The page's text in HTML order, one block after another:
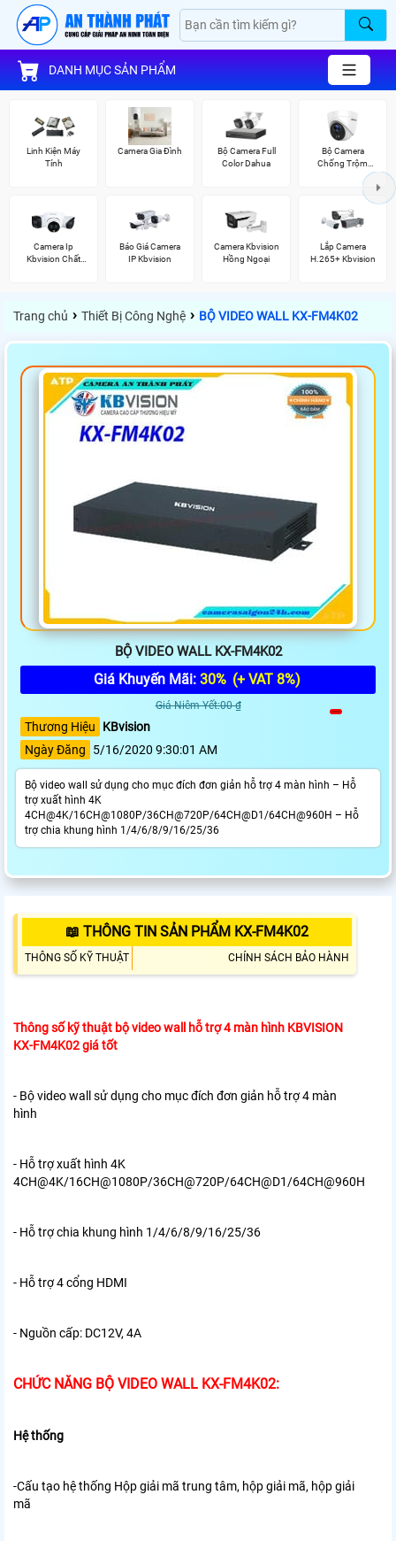
DANH MỤC SẢN PHẨM
Linh Kiện Máy
Tính
Camera Gia Đình
Bộ Camera Full
Color Dahua
Bộ Camera
Chống Trộm
Camera Ip
Kbvision Chất
Báo Giá Camera
IP Kbvision
Camera Kbvision
Hồng Ngoại
Lắp Camera
H.265+ Kbvision
Trang chủ › Thiết Bị Công Nghệ › BỘ VIDEO WALL KX-FM4K02
BỘ VIDEO WALL KX-FM4K02
Giá Khuyến Mãi: 30% (+ VAT 8%)
Giá Niêm Yết:00 ₫
Thương Hiệu
KBvision
Ngày Đăng
5/16/2020 9:30:01 AM
Bộ video wall sử dụng cho mục đích đơn giản hỗ trợ 4 màn hình – Hỗ
trợ xuất hình 4K
4CH@4K/16CH@1080P/36CH@720P/64CH@D1/64CH@960H – Hỗ
trợ chia khung hình 1/4/6/8/9/16/25/36
📖 THÔNG TIN SẢN PHẨM KX-FM4K02
THÔNG SỐ KỸ THUẬT CHÍNH SÁCH BẢO HÀNH
Thông số kỹ thuật bộ video wall hỗ trợ 4 màn hình KBVISION
KX-FM4K02 giá tốt
- Bộ video wall sử dụng cho mục đích đơn giản hỗ trợ 4 màn
hình
- Hỗ trợ xuất hình 4K
4CH@4K/16CH@1080P/36CH@720P/64CH@D1/64CH@960H
- Hỗ trợ chia khung hình 1/4/6/8/9/16/25/36
- Hỗ trợ 4 cổng HDMI
- Nguồn cấp: DC12V, 4A
CHỨC NĂNG BỘ VIDEO WALL KX-FM4K02:
Hệ thống
-Cấu tạo hệ thống Hộp giải mã trung tâm, hộp giải mã, hộp giải
mã